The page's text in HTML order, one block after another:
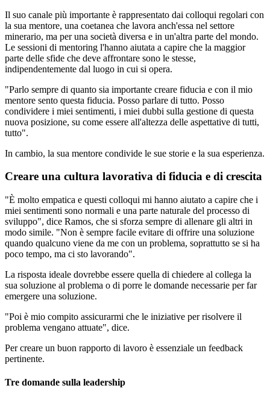
Il suo canale più importante è rappresentato dai colloqui regolari con
la sua mentore, una coetanea che lavora anch'essa nel settore
minerario, ma per una società diversa e in un'altra parte del mondo.
Le sessioni di mentoring l'hanno aiutata a capire che la maggior
parte delle sfide che deve affrontare sono le stesse,
indipendentemente dal luogo in cui si opera.
"Parlo sempre di quanto sia importante creare fiducia e con il mio
mentore sento questa fiducia. Posso parlare di tutto. Posso
condividere i miei sentimenti, i miei dubbi sulla gestione di questa
nuova posizione, su come essere all'altezza delle aspettative di tutti,
tutto".
In cambio, la sua mentore condivide le sue storie e la sua esperienza.
Creare una cultura lavorativa di fiducia e di crescita
"È molto empatica e questi colloqui mi hanno aiutato a capire che i
miei sentimenti sono normali e una parte naturale del processo di
sviluppo", dice Ramos, che si sforza sempre di allenare gli altri in
modo simile. "Non è sempre facile evitare di offrire una soluzione
quando qualcuno viene da me con un problema, soprattutto se si ha
poco tempo, ma ci sto lavorando".
La risposta ideale dovrebbe essere quella di chiedere al collega la
sua soluzione al problema o di porre le domande necessarie per far
emergere una soluzione.
"Poi è mio compito assicurarmi che le iniziative per risolvere il
problema vengano attuate", dice.
Per creare un buon rapporto di lavoro è essenziale un feedback
pertinente.
Tre domande sulla leadership